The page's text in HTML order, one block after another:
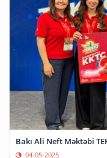
Bakı Ali Neft Məktəbi
04-05-2025